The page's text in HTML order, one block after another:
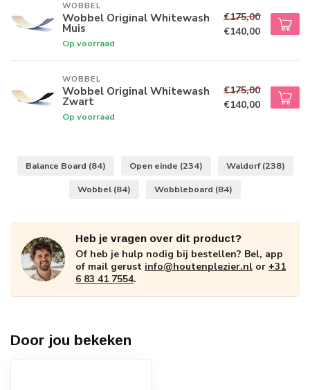
WOBBEL
Wobbel Original Whitewash
Muis
Op voorraad
€175,00
€140,00
WOBBEL
Wobbel Original Whitewash
Zwart
Op voorraad
€175,00
€140,00
Balance Board (84) Open einde (234) Waldorf(238)
Wobbel (84) Wobbleboard (84)
Heb je vragen over dit product?
Of heb je hulp nodig bij bestellen? Bel, app
of mail gerust info@houtenplezier.nl or +31
6 83 41 7554.
Door jou bekeken